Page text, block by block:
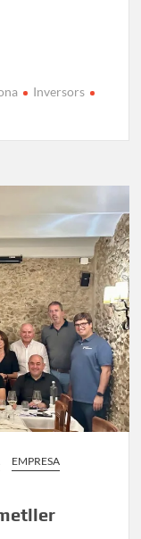
Inversors
EMPRESA